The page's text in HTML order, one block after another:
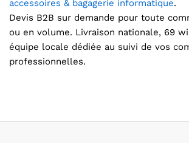
accessoires & bagagerie informatique.
Devis B2B sur demande pour toute
ou en volume. Livraison nationale, 69
équipe locale dédiée au suivi de vos
professionnelles.